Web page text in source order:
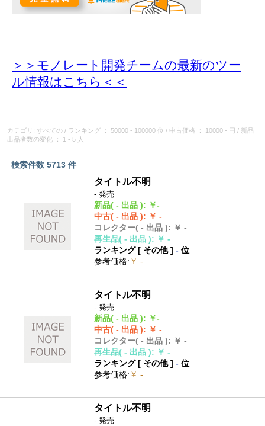
＞＞モノレート開発チームの最新のツー
ル情報はこちら＜＜
カテゴリ: すべての / ランキング ： 50000 - 100000 位 / 中古価格 ： 10000 - 円 / 新品
出品者数の変化
： 1 - 5 人
検索件数 5713 件
タイトル不明
- 発売
新品( - 出品 ): ￥-
中古( - 出品 ): ￥ -
コレクター( - 出品 ): ￥ -
再生品( - 出品 ): ￥ -
ランキング [ その他]- 位
参考価格: ￥ -
タイトル不明
- 発売
新品( - 出品 ): ￥-
中古( - 出品 ): ￥ -
コレクター( - 出品 ): ￥ -
再生品( - 出品 ): ￥ -
ランキング [ その他]- 位
参考価格: ￥ -
タイトル不明
- 発売